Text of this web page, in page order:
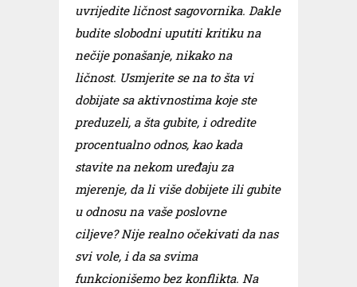
uvrijedite ličnost sagovornika. Dakle
budite slobodni uputiti kritiku na
nečije ponašanje, nikako na
ličnost. Usmjerite se na to šta vi
dobijate sa aktivnostima koje ste
preduzeli, a šta gubite, i odredite
procentualno odnos, kao kada
stavite na nekom uređaju za
mjerenje, da li više dobijete ili gubite
u odnosu na vaše poslovne
ciljeve? Nije realno očekivati da nas
svi vole, i da sa svima
funkcionišemo bez konflikta. Na